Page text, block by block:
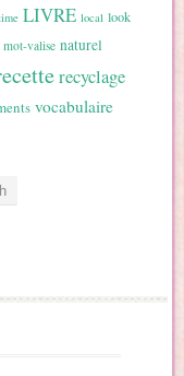
LIVRE local look
mot-valise naturel
recyclage
vocabulaire